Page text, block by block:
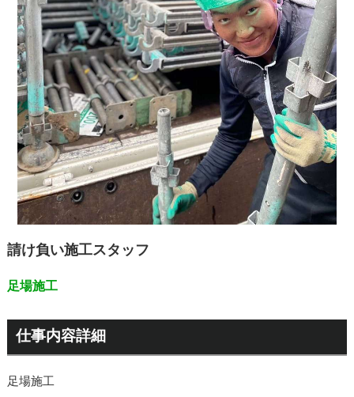
請け負い施工スタッフ
足場施工
仕事内容詳細
足場施工